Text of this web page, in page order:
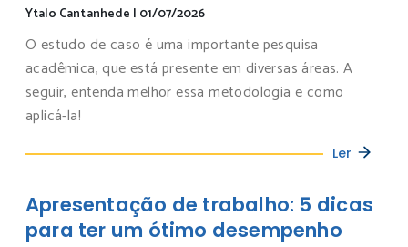
Ytalo Cantanhede | 01/07/2026
O estudo de caso é uma importante pesquisa
acadêmica, que está presente em diversas áreas. A
seguir, entenda melhor essa metodologia e como
aplicá-la!
Ler
Apresentação de trabalho: 5 dicas
para ter um ótimo desempenho